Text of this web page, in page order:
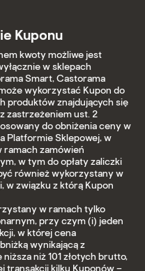
Kuponu
kwoty możliwe jest
w sklepach
Smart, Castorama
wykorzystać Kupon do
produktów znajdujących się
zastrzeżeniem ust. 2
do obniżenia ceny w
Platformie Sklepowej, w
ramach zamówień
w tym do opłaty zaliczki
również wykorzystany w
w związku z którą Kupon
w ramach tylko
przy czym (i) jeden
w której cena
wynikającą z
niż 101 złotych brutto,
transakcji kilku Kuponów –